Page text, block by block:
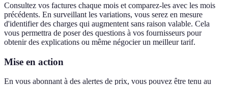
Consultez vos factures chaque mois et comparez-les avec les mois
précédents. En surveillant les variations, vous serez en mesure
d'identifier des charges qui augmentent sans raison valable. Cela
vous permettra de poser des questions à vos fournisseurs pour
obtenir des explications ou même négocier un meilleur tarif.
Mise en action
En vous abonnant à des alertes de prix, vous pouvez être tenu au